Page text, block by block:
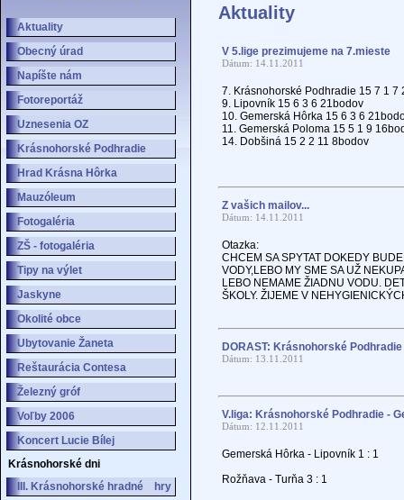
Aktuality
Obecný úrad
Napíšte nám
Fotoreportáž
Uznesenia OZ
Krásnohorské Podhradie
Hrad Krásna Hôrka
Mauzóleum
Fotogaléria
ZŠ - fotogaléria
Tipy na výlet
Jaskyne
Okolité obce
Ubytovanie Žaneta
Reštaurácia Contesa
Železný gróf
Voľby 2006
Koncert Lucie Bílej
Krásnohorské dni
III. Krásnohorské hradné hry
Aktuality
V 5.lige prezimujeme na 7.mieste
Dátum: 14.11.2011
7. Krásnohorské Podhradie 15 7 1 7
9. Lipovník 15 6 3 6 21bodov
10. Gemerská Hôrka 15 6 3 6
11. Gemerská Poloma 15 5 1 9
14. Dobšiná 15 2 2 11 8bodov
Z vašich mailov...
Dátum: 14.11.2011
Otazka:
CHCEM SA SPYTAT DOKEDY
VODY,LEBO MY SME SA UŽ
LEBO NEMAME ŽIADNU VODU.
ŠKOLY. ŽIJEME V
DORAST: Krásnohorské
Dátum: 13.11.2011
V.liga: Krásnohorské Podhradie -
Dátum: 12.11.2011
Gemerská Hôrka - Lipovník 1 : 1
Rožňava - Turňa 3 : 1